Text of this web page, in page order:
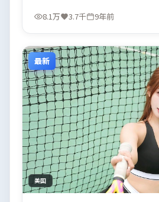
8.1万 3.7千 9年前
最新
美国